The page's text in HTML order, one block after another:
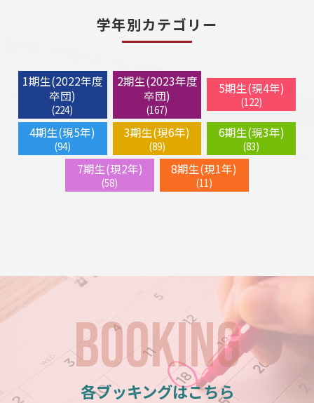
学年別カテゴリー
1期生(2022年度
卒団)
(224)
2期生(2023年度
卒団)
(167)
5期生(現4年)
(122)
4期生(現5年)
(94)
3期生(現6年)
(89)
6期生(現3年)
(83)
7期生(現2年)
(58)
8期生(現1年)
(11)
BOOKING
各ブッキングはこちら